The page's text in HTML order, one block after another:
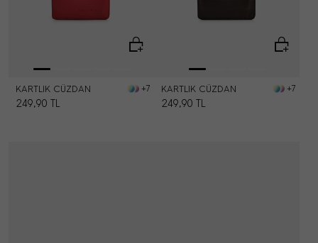
KARTLIK CÜZDAN +7
249,90 TL
KARTLIK CÜZDAN +7
249,90 TL